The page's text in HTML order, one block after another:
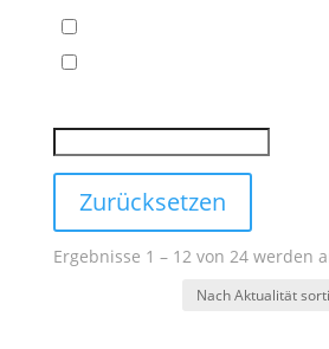
Zurücksetzen
Ergebnisse 1 – 12 von 24 werden